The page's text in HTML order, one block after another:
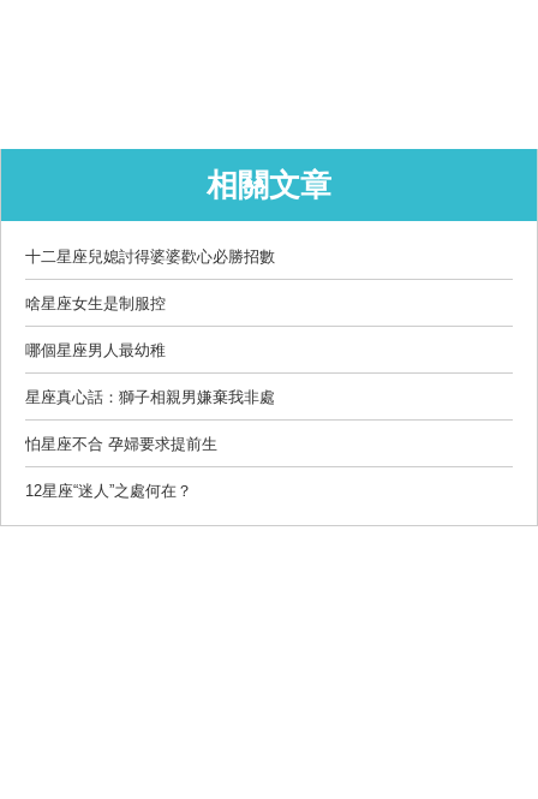
相關文章
十二星座兒媳討得婆婆歡心必勝招數
啥星座女生是制服控
哪個星座男人最幼稚
星座真心話：獅子相親男嫌棄我非處
怕星座不合 孕婦要求提前生
12星座“迷人”之處何在？